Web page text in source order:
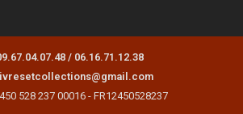
/ 06.16.71.12.38
livresetcollections@gmail.com
528 237 00016 - FR12450528237